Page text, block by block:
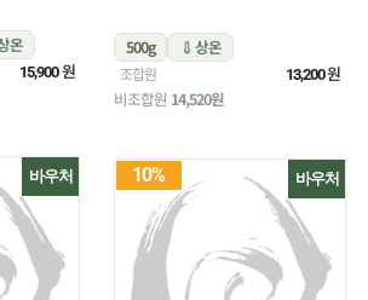
온
15,900원
500g 상온
조합원 13,200원
비조합원 14,520원
바우처 바우처
10%